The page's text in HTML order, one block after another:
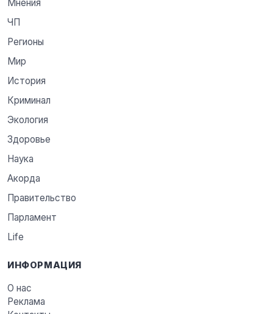
Мнения
ЧП
Регионы
Мир
История
Криминал
Экология
Здоровье
Наука
Акорда
Правительство
Парламент
Life
ИНФОРМАЦИЯ
О нас
Реклама